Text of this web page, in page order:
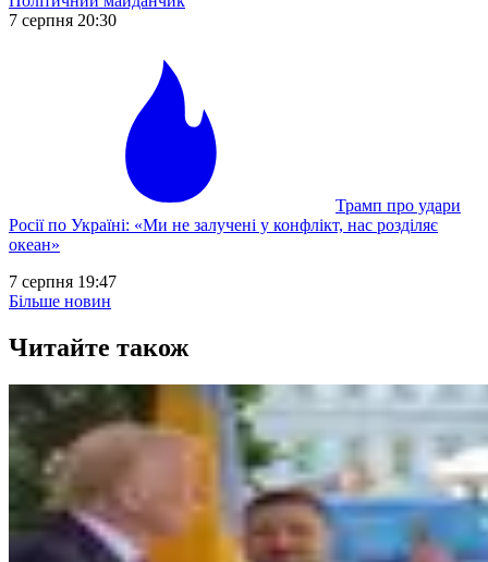
7 серпня 20:30
Трамп про удари
Росії по Україні: «Ми не залучені у конфлікт, нас розділяє
океан»
7 серпня 19:47
Більше новин
Читайте також